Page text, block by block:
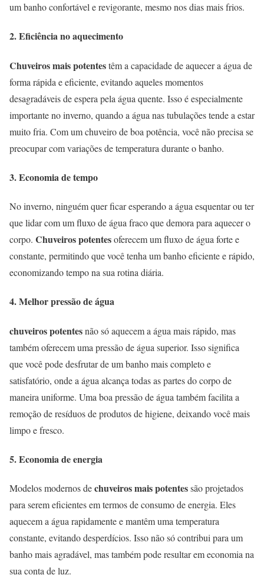
um banho confortável e revigorante, mesmo nos dias mais frios.
2. Eficiência no aquecimento
Chuveiros mais potentestêm a capacidade de aquecer a água de
forma rápida e eficiente, evitando aqueles momentos
desagradáveis de espera pela água quente. Isso é especialmente
importante no inverno, quando a água nas tubulações tende a estar
muito fria. Com um chuveiro de boa potência, você não precisa se
preocupar com variações de temperatura durante o banho.
3. Economia de tempo
No inverno, ninguém quer ficar esperando a água esquentar ou ter
que lidar com um fluxo de água fraco que demora para aquecer o
corpo. Chuveiros potentesoferecem um fluxo de água forte e
constante, permitindo que você tenha um banho eficiente e rápido,
economizando tempo na sua rotina diária.
4. Melhor pressão de água
chuveiros potentesnão só aquecem a água mais rápido, mas
também oferecem uma pressão de água superior. Isso significa
que você pode desfrutar de um banho mais completo e
satisfatório, onde a água alcança todas as partes do corpo de
maneira uniforme. Uma boa pressão de água também facilita a
remoção de resíduos de produtos de higiene, deixando você mais
limpo e fresco.
5. Economia de energia
Modelos modernos dechuveiros mais potentessão projetados
para serem eficientes em termos de consumo de energia. Eles
aquecem a água rapidamente e mantêm uma temperatura
constante, evitando desperdícios. Isso não só contribui para um
banho mais agradável, mas também pode resultar em economia na
sua conta de luz.